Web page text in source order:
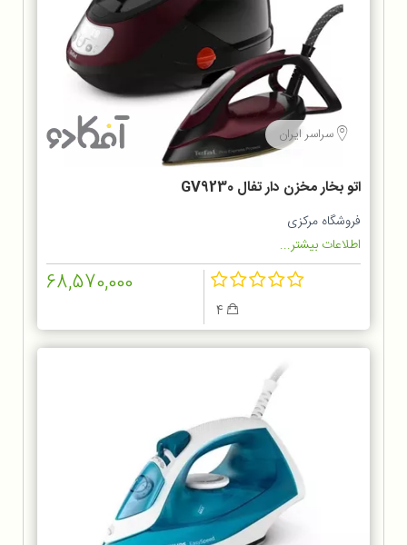
سراسر ایران
اتو بخار مخزن دار تفال GV9230
فروشگاه مرکزی
اطلاعات بیشتر...
68,570,000